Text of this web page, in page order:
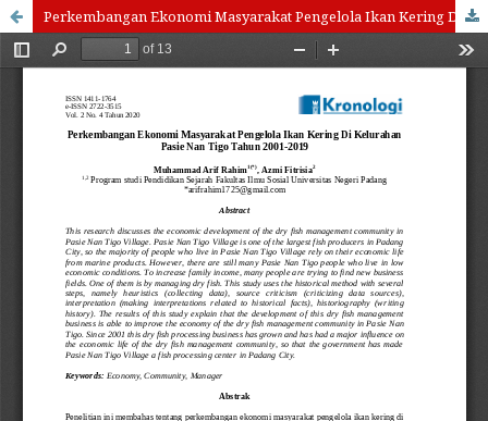
Perkembangan Ekonomi Masyarakat Pengelola Ikan Kering Di Kelurahan Pasie Nan Tigo Tahun 2001-2019